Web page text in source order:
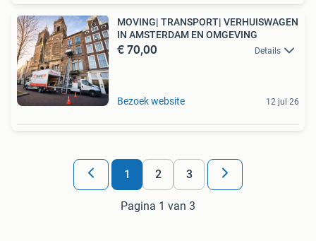
MOVING| TRANSPORT| VERHUISWAGEN
IN AMSTERDAM EN OMGEVING
€ 70,00 Details
Bezoek website 12 jul 26
1 2 3
Pagina 1 van 3